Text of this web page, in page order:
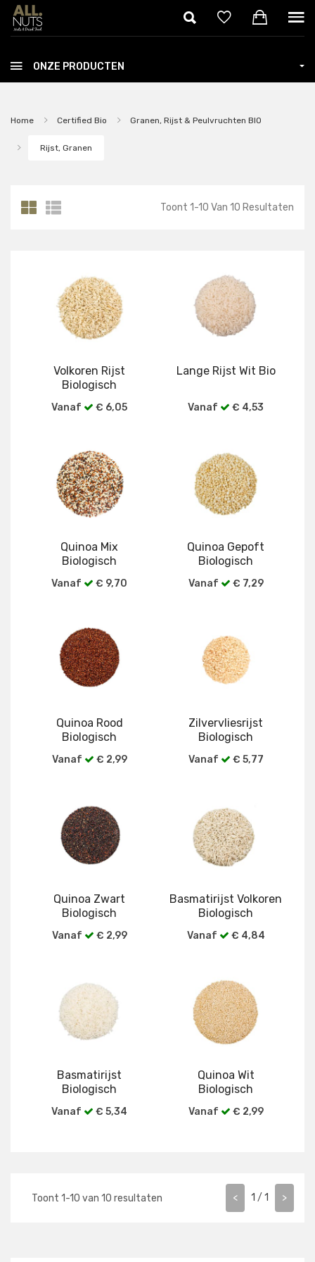
Skip to main content
ONZE PRODUCTEN
Home Certified Bio Granen, Rijst & Peulvruchten BIO
Rijst, Granen
Toont 1-10 Van 10 Resultaten
Volkoren Rijst
Biologisch
Vanaf € 6,05
Lange Rijst Wit Bio
Vanaf € 4,53
Quinoa Mix
Biologisch
Vanaf € 9,70
Quinoa Gepoft
Biologisch
Vanaf € 7,29
Quinoa Rood
Biologisch
Vanaf € 2,99
Zilvervliesrijst
Biologisch
Vanaf € 5,77
Quinoa Zwart
Biologisch
Vanaf € 2,99
Basmatirijst Volkoren
Biologisch
Vanaf € 4,84
Basmatirijst
Biologisch
Vanaf € 5,34
Quinoa Wit
Biologisch
Vanaf € 2,99
Toont 1-10 van 10 resultaten < 1 / 1 >